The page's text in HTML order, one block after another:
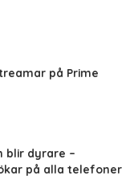
på Prime
blir dyrare –
på alla telefoner